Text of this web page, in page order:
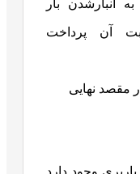
انبارشدن بار
آن پرداخت
مقصد نهایی